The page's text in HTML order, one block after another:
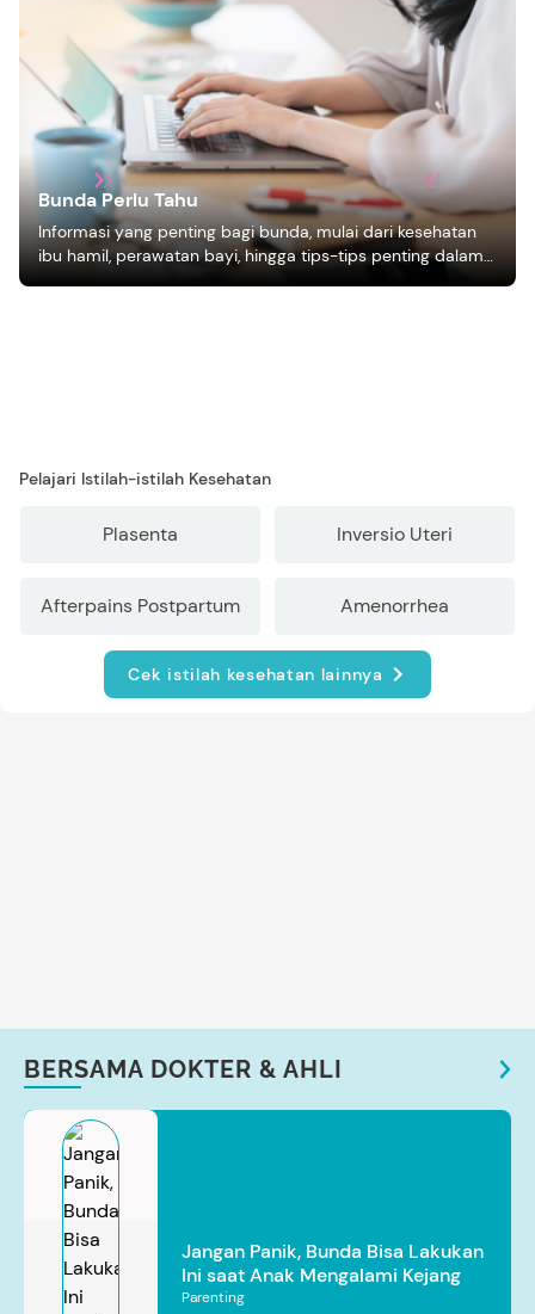
Bunda Perlu Tahu
Informasi yang penting bagi bunda, mulai dari kesehatan
ibu hamil, perawatan bayi, hingga tips-tips penting dalam
Pelajari Istilah-istilah Kesehatan
Plasenta Inversio Uteri
Afterpains Postpartum Amenorrhea
Cek istilah kesehatan lainnya
BERSAMA DOKTER & AHLI
Jangan Panik, Bunda Bisa Lakukan
Ini saat Anak Mengalami Kejang
Parenting